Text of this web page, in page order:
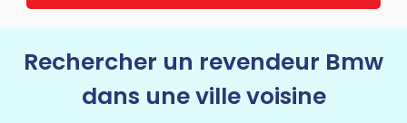
Rechercher un revendeur Bmw
dans une ville voisine